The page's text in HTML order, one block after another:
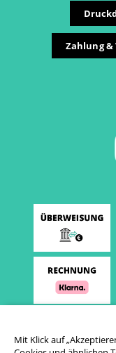
Zahlung &
Mit Klick auf